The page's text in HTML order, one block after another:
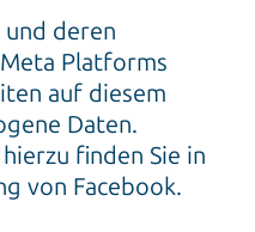
deren
Platforms
auf diesem
Daten.
finden Sie in
von Facebook.